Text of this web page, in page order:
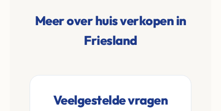
Meer over huis verkopen in
Friesland
Veelgestelde vragen